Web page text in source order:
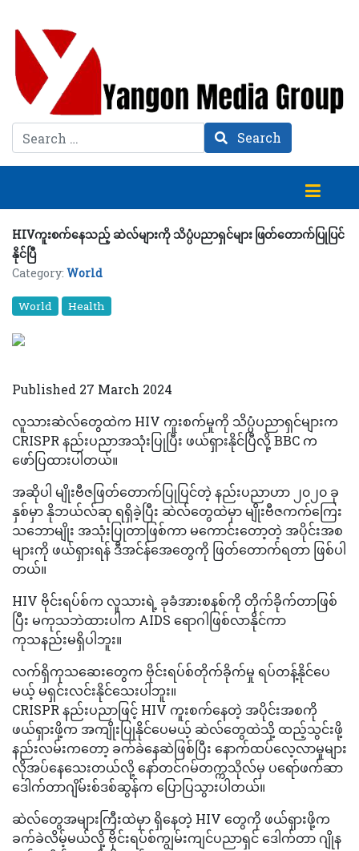
Search Search
HIVကူးစက်နေသည့် ဆဲလ်များကို သိပ္ပံပညာရှင်များ ဖြတ်တောက်ပြုပြင်
နိုင်ပြီ
Category: World
World Health
Published 27 March 2024
လူသားဆဲလ်တွေထဲက HIV ကူးစက်မှုကို သိပ္ပံပညာရှင်များက
CRISPR နည်းပညာအသုံးပြုပြီး ဖယ်ရှားနိုင်ပြီလို့ BBC က
ဖော်ပြထားပါတယ်။
အဆိုပါ မျိုးဗီဇဖြတ်တောက်ပြုပြင်တဲ့ နည်းပညာဟာ ၂၀၂၀ ခု
နှစ်မှာ နိုဘယ်လ်ဆု ရရှိခဲ့ပြီး ဆဲလ်တွေထဲမှာ မျိုးဗီဇကက်ကြေး
သဘောမျိုး အသုံးပြုတာဖြစ်ကာ မကောင်းတော့တဲ့ အပိုင်းအစ
များကို ဖယ်ရှားရန် ဒီအင်န်အေတွေကို ဖြတ်တောက်ရတာ ဖြစ်ပါ
တယ်။
HIV ဗိုင်းရပ်စ်က လူသားရဲ့ ခုခံအားစနစ်ကို တိုက်ခိုက်တာဖြစ်
ပြီး မကုသဘဲထားပါက AIDS ရောဂါဖြစ်လာနိုင်ကာ
ကုသနည်းမရှိပါဘူး။
လက်ရှိကုသဆေးတွေက ဗိုင်းရပ်စ်တိုက်ခိုက်မှု ရပ်တန့်နိုင်ပေ
မယ့် မရှင်းလင်းနိုင်သေးပါဘူး။
CRISPR နည်းပညာဖြင့် HIV ကူးစက်နေတဲ့ အပိုင်းအစကို
ဖယ်ရှားဖို့က အကျိုးပြုနိုင်ပေမယ့် ဆဲလ်တွေထဲသို့ ထည့်သွင်းဖို့
နည်းလမ်းကတော့ ခက်ခဲနေဆဲဖြစ်ပြီး နောက်ထပ်လေ့လာမှုများ
လိုအပ်နေသေးတယ်လို့ နော်တင်ဂမ်တက္ကသိုလ်မှ ပရော်ဖက်ဆာ
ဒေါက်တာဂျိမ်းစ်ဒစ်ဆွန်က ပြောပြသွားပါတယ်။
ဆဲလ်တွေအများကြီးထဲမှာ ရှိနေတဲ့ HIV တွေကို ဖယ်ရှားဖို့က
ခက်ခဲလိမ့်မယ်လို့ ဗိုင်းရပ်စ်ကျွမ်းကျင်ပညာရှင် ဒေါက်တာ ဂျိုန